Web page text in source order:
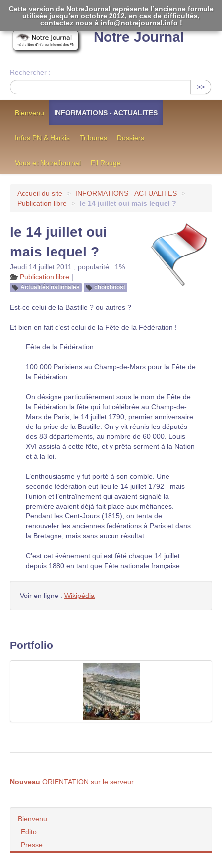
Notre Journal
Rechercher :
>>
Bienvenu INFORMATIONS - ACTUALITES
Infos PN & Harkis Tribunes Dossiers
Vous et NotreJournal Fil Rouge
Accueil du site > INFORMATIONS - ACTUALITES
>
Publication libre
> le 14 juillet oui mais lequel ?
le 14 juillet oui
mais lequel ?
Jeudi 14 juillet 2011
popularité : 1%
Publication libre |
Actualités nationales choixboost
Est-ce celui de la Bastille ? ou autres ?
Et bien en fait c’est celui de la Fête de la Fédération !
Fête de la Fédération
100 000 Parisiens au Champ-de-Mars pour la Fête de
la Fédération
On désigne particulièrement sous le nom de Fête de
la Fédération la fête qui fut célébrée au Champ-de-
Mars de Paris, le 14 juillet 1790, premier anniversaire
de la prise de la Bastille. On y vit réunis les députés
des 83 départements, au nombre de 60 000. Louis
XVI assista à cette fête, et y prêta serment à la Nation
et à la loi.
L’enthousiasme y fut porté à son comble. Une
seconde fédération eut lieu le 14 juillet 1792 ; mais
l’union et l’entraînement qui avaient signalé la
première avaient déjà fait place aux méfiances.
Pendant les Cent-Jours (1815), on tenta de
renouveler les anciennes fédérations à Paris et dans
la Bretagne, mais sans aucun résultat.
C’est cet événement qui est fêté chaque 14 juillet
depuis 1880 en tant que Fête nationale française.
Voir en ligne : Wikipédia
Portfolio
Nouveau ORIENTATION sur le serveur
Bienvenu
Edito
Presse
Cette version de NotreJournal représente l’ancienne formule
utilisée jusqu’en octobre 2012, en cas de difficultés,
contactez nous à info@notrejournal.info !